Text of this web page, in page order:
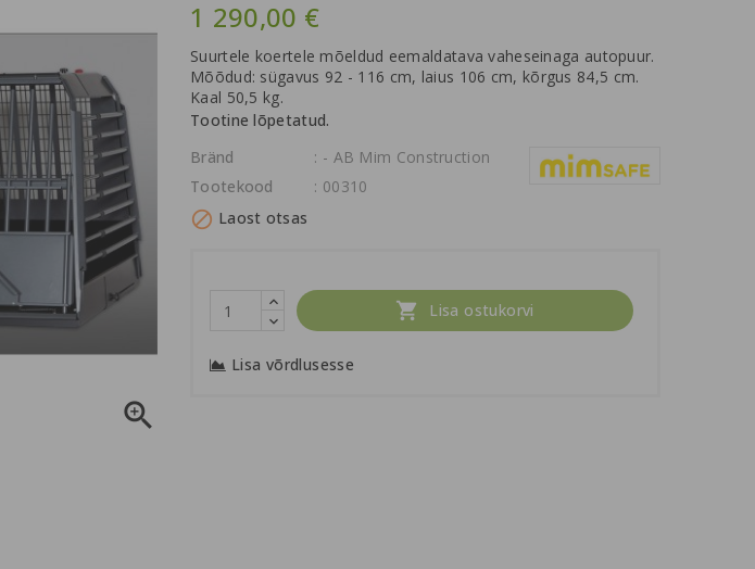

1 290,00 €
Suurtele koertele mõeldud eemaldatava vaheseinaga autopuur.
Mõõdud: sügavus 92 - 116 cm, laius 106 cm, kõrgus 84,5 cm.
Kaal 50,5 kg.
Tootine lõpetatud.
Bränd
: - AB Mim Construction
Tootekood
: 00310
 Laost otsas
 Lisa ostukorvi
Lisa võrdlusesse